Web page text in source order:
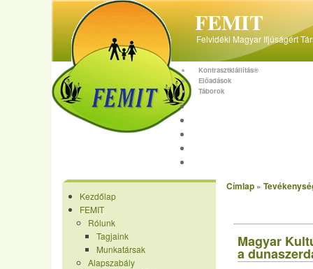
FEMIT
Felvidéki Magyar Ifjúságért
Kontrasztkiállítás®
Előadások
Táborok
Kezdőlap
FEMIT
Rólunk
Tagjaink
Munkatársak
Alapszabály
Címlap»
Magyar
a